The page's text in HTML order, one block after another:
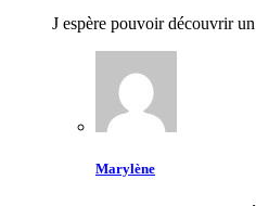
J espère pouvoir découvrir
Marylène